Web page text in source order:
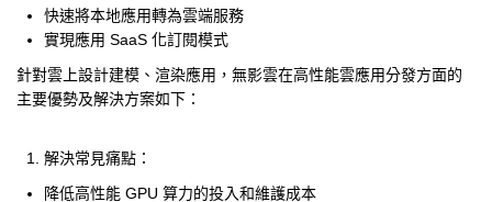
快速將本地應用轉為雲端服務
實現應用 SaaS 化訂閱模式
針對雲上設計建模、渲染應用，無影雲在高性能雲應用分發方面的
主要優勢及解決方案如下：
解決常見痛點：
降低高性能 GPU 算力的投入和維護成本